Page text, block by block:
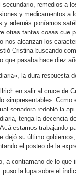
secundario, remedios a
y medicamentos a
y además poníamos
otras tantas cosas que
nos alcanzan los
Cristina buscando
que pasaba hace diez
la dura respuesta
en salir al cruce de
«impresentable». Como
senadora redobló la
tenga la decencia
estamos trabajando
dejó su último
el posteo de la
a contramano de lo que
puso la lupa sobre el